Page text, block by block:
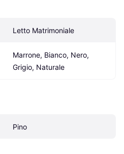
Letto Matrimoniale
Marrone, Bianco, Nero,
Grigio, Naturale
Pino